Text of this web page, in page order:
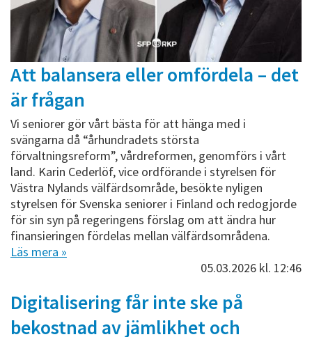
Att balansera eller omfördela – det
är frågan
Vi seniorer gör vårt bästa för att hänga med i
svängarna då “århundradets största
förvaltningsreform”, vårdreformen, genomförs i vårt
land. Karin Cederlöf, vice ordförande i styrelsen för
Västra Nylands välfärdsområde, besökte nyligen
styrelsen för Svenska seniorer i Finland och redogjorde
för sin syn på regeringens förslag om att ändra hur
finansieringen fördelas mellan välfärdsområdena.
Läs mera »
05.03.2026 kl. 12:46
Digitalisering får inte ske på
bekostnad av jämlikhet och